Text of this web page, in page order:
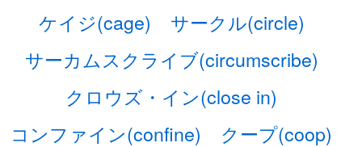
ケイジ(cage)
サークル(circle)
サーカムスクライブ(circumscribe)
クロウズ・イン(close in)
コンファイン(confine)
クープ(coop)